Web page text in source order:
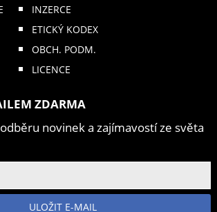
INZERCE
ETICKÝ KODEX
OBCH. PODM.
LICENCE
ZDARMA
novinek a zajímavostí ze světa
ULOŽIT E-MAIL